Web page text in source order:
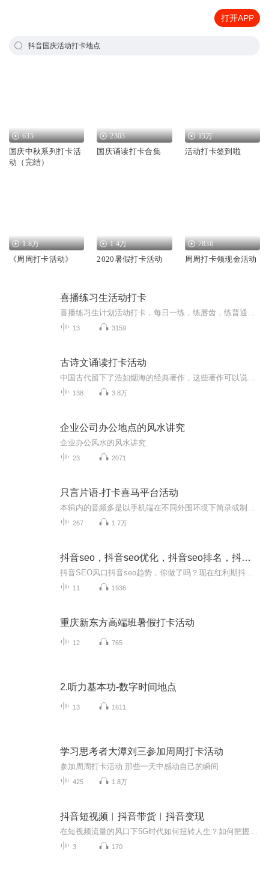
打开APP
抖音国庆活动打卡地点
635
国庆中秋系列打卡活
动（完结）
2303
国庆诵读打卡合集
15万
活动打卡签到啦
1.8万
《周周打卡活动》
1.4万
2020暑假打卡活动
7836
周周打卡领现金活动
喜播练习生活动打卡
13 3159
古诗文诵读打卡活动
138 3.8万
企业公司办公地点的风水讲究
企业办公风水的风水讲究
23 2071
只言片语-打卡喜马平台活动
267 1.7万
抖音seo，抖音seo优化，抖音seo排名，抖音seo技术
11 1936
重庆新东方高端班暑假打卡活动
12 765
2.听力基本功-数字时间地点
13 1611
学习思考者大潭刘三参加周周打卡活动
参加周周打卡活动 那些一天中感动自己的瞬间
425 1.8万
抖音短视频︱抖音带货︱抖音变现
3 170